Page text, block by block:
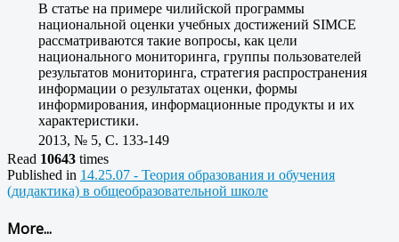
В статье на примере чилийской программы
национальной оценки учебных достижений SIMCE
рассматриваются такие вопросы, как цели
национального мониторинга, группы пользователей
результатов мониторинга, стратегия распространения
информации о результатах оценки, формы
информирования, информационные продукты и их
характеристики.
2013, № 5, C. 133-149
Read 10643 times
Published in 14.25.07 - Теория образования и обучения
(дидактика) в общеобразовательной школе
More...